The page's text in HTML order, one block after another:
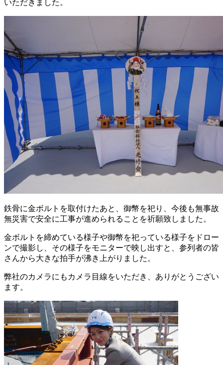
いただきました。
鉄骨に金ボルトを取付けたあと、御幣を祀り、今後も無事故
無災害で安全に工事が進められることを祈願致しました。
金ボルトを締めている様子や御幣を祀っている様子をドロー
ンで撮影し、その様子をモニターで映し出すと、参列者の皆
さんから大きな拍手が沸き上がりました。
弊社のカメラにもカメラ目線をいただき、ありがとうござい
ます。